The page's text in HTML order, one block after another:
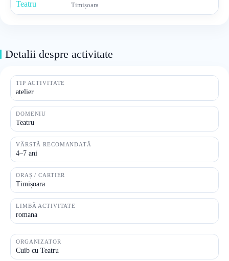
Timișoara
Detalii despre activitate
TIP ACTIVITATE
atelier
DOMENIU
Teatru
VÂRSTĂ RECOMANDATĂ
4–7 ani
ORAȘ / CARTIER
Timișoara
LIMBĂ ACTIVITATE
romana
ORGANIZATOR
Cuib cu Teatru